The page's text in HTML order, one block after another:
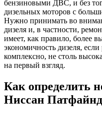
бензиновыми ДВС, и без
дизельных моторов с
Нужно принимать во
дизеля и, в частности,
имеет, как правило, более
экономичность дизеля, если
комплексно, не столь
на первый взгляд.
Как определить
Ниссан